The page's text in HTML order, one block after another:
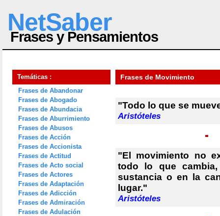
NetSaber
Frases y Pensamientos
Temáticas :
Frases de Abandonar
Frases de Abogado
Frases de Abundacia
Frases de Aburrimiento
Frases de Abusos
Frases de Acción
Frases de Accionista
Frases de Actitud
Frases de Acto social
Frases de Actores
Frases de Adaptación
Frases de Adicción
Frases de Admiración
Frases de Adulación
Frases de Movimiento
"Todo lo que se
Aristóteles
"El movimiento no
todo lo que
sustancia o en la
lugar."
Aristóteles